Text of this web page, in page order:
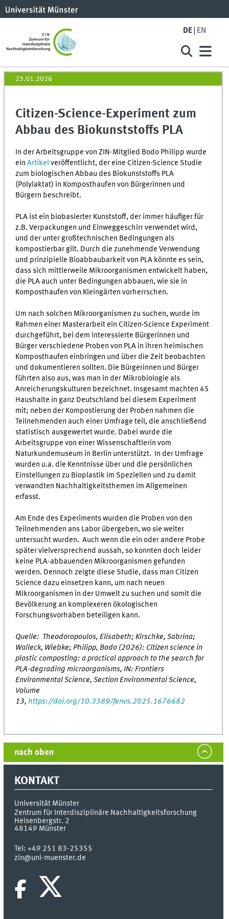
DE EN
23.01.2026
Citizen-Science-Experiment zum
Abbau des Biokunststoffs PLA
In der Arbeitsgruppe von ZIN-Mitglied Bodo Philipp wurde
einArtikelveröffentlicht, der eine Citizen-Science Studie
zum biologischen Abbau des Biokunststoffs PLA
(Polylaktat) in Komposthaufen von Bürgerinnen und
Bürgern beschreibt.
PLA ist ein biobasierter Kunststoff, der immer häufiger für
z.B. Verpackungen und Einweggeschirr verwendet wird,
und der unter großtechnischen Bedingungen als
kompostierbar gilt. Durch die zunehmende Verwendung
und prinzipielle Bioabbaubarkeit von PLA könnte es sein,
dass sich mittlerweile Mikroorganismen entwickelt haben,
die PLA auch unter Bedingungen abbauen, wie sie in
Komposthaufen von Kleingärten vorherrschen.
Um nach solchen Mikroorganismen zu suchen, wurde im
Rahmen einer Masterarbeit ein Citizen-Science Experiment
durchgeführt, bei dem interessierte Bürgerinnen und
Bürger verschiedene Proben von PLA in ihren heimischen
Komposthaufen einbringen und über die Zeit beobachten
und dokumentieren sollten. Die Bürgerinnen und Bürger
führten also aus, was man in der Mikrobiologie als
Anreicherungskulturen bezeichnet. Insgesamt machten 45
Haushalte in ganz Deutschland bei diesem Experiment
mit; neben der Kompostierung der Proben nahmen die
Teilnehmenden auch einer Umfrage teil, die anschließend
statistisch ausgewertet wurde. Dabei wurde die
Arbeitsgruppe von einer Wissenschaftlerin vom
Naturkundemuseum in Berlin unterstützt. In der Umfrage
wurden u.a. die Kenntnisse über und die persönlichen
Einstellungen zu Bioplastik im Speziellen und zu damit
verwandten Nachhaltigkeitsthemen im Allgemeinen
erfasst.
Am Ende des Experiments wurden die Proben von den
Teilnehmenden ans Labor übergeben, wo sie weiter
untersucht wurden. Auch wenn die ein oder andere Probe
später vielversprechend aussah, so konnten doch leider
keine PLA-abbauenden Mikroorganismen gefunden
werden. Dennoch zeigte diese Studie, dass man Citizen
Science dazu einsetzen kann, um nach neuen
Mikroorganismen in der Umwelt zu suchen und somit die
Bevölkerung an komplexeren ökologischen
Forschungsvorhaben beteiligen kann.
Quelle: Theodoropoulos, Elisabeth; Kirschke, Sabrina;
Walleck, Wiebke; Philipp, Bodo (2026): Citizen science in
plastic composting: a practical approach to the search for
PLA-degrading microorganisms, IN: Frontiers
Environmental Science, Section Environmental Science,
Volume
13,https://doi.org/10.3389/fenvs.2025.1676682
nach oben
KONTAKT
Universität Münster
Zentrum für Interdisziplinäre Nachhaltigkeitsforschung
Heisenbergstr. 2
48149 Münster
Tel:+49 251 83-25355
zin@uni-muenster.de